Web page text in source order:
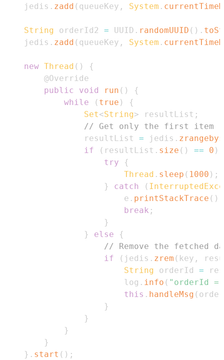
    jedis
. zadd ( queueKey , System .
String orderId2 = UUID . randomUUID ( ) .
    jedis
. zadd ( queueKey , System .
new Thread ( )
{
@Override
public
void run ( )
{
while
( true )
{
Set<String> resultList ;
// Get only the first item
                resultList
= jedis .
if
( resultList . size ( ) == 0 )
try
{
Thread . sleep ( 1000 ) ;
}
catch (
                        e
. printStackTrace ( )
break ;
}
}
else
{
// Remove the fetched
if
( jedis . zrem ( key ,
String orderId =
                        log
. info ( "orderId
this . handleMsg (
}
}
}
}
} . start ( ) ;